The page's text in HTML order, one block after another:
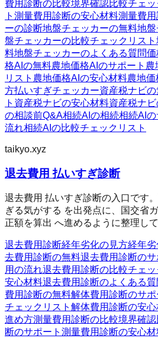
費用診断の比較境界確認比較チェッ
ト 測量費用診断の安心材料測量費
ーの診断地盤チェッカーの無料地盤
盤チェッカーの比較チェックリスト
料地盤チェッカーのよくある質問価
格AIの無料農地価格AIのサポート 農
リスト 農地価格AIの安心材料農地価
方払いすぎチェッカー資産税ナビ
ト 資産税ナビの安心材料資産税ナ
の相談前Q&A相続AIの相続相続AIの
流れ相続AIの比較チェックリスト
taikyo.xyz
退去費用 払いすぎ診断
退去費用 払いすぎ診断の入口です
ぎる気がする を出発点に、国交省
正額を算出 へ進めるように整理し
退去費用診断経年劣化の見方経年
去費用診断の無料退去費用診断のサ
用の流れ退去費用診断の比較チェッ
安心材料退去費用診断のよくある質
費用診断の無料解体費用診断のサポ
チェックリスト 解体費用診断の安
進め方測量費用診断の比較境界確認
断のサポート 測量費用診断の安心材